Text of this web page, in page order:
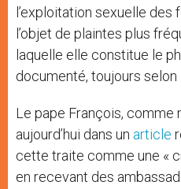
l’exploitation sexuelle
l’objet de plaintes plus
laquelle elle constitue le
documenté, toujours selon
Le pape François, comme
aujourd’hui dans un article
cette traite comme une «
en recevant des